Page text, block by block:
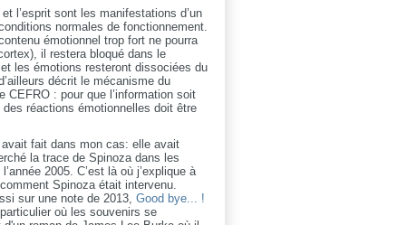
l’esprit sont les manifestations d’un
normales de fonctionnement.
émotionnel trop fort ne pourra
il restera bloqué dans le
les émotions resteront dissociées du
décrit le mécanisme du
CEFRO : pour que l’information soit
réactions émotionnelles doit être
fait dans mon cas: elle avait
la trace de Spinoza dans les
2005. C’est là où j’explique à
Spinoza était intervenu.
sur une note de 2013, Good bye... !
où les souvenirs se